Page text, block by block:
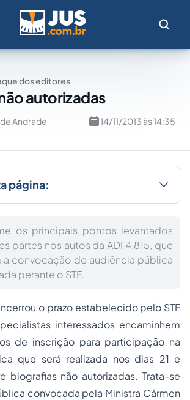
dos editores
autorizadas
Andrade 14/11/2013 às 14:35
página:
os principais pontos levantados
partes nos autos da ADI 4.815, que
a convocação de audiência pública
perante o STF.
o prazo estabelecido pelo STF
interessados encaminhem
de inscrição para participação na
que será realizada nos dias 21 e
biografias não autorizadas. Trata-se
convocada pela Ministra Cármen